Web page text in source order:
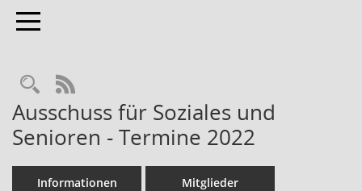
Toggle navigation
RSS-Feed
Ausschuss für Soziales und
Senioren - Termine 2022
Informationen Mitglieder